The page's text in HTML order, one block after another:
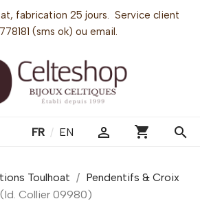
fabrication 25 jours. Service client
(sms ok) ou email.
FR / EN  shopping_cart search
Toulhoat
Pendentifs & Croix
Collier 09980)